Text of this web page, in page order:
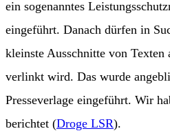
ein sogenanntes
eingeführt. Danach dürfen in
kleinste Ausschnitte von Texten
verlinkt wird. Das wurde
Presseverlage eingeführt. Wir
berichtet (Droge LSR).